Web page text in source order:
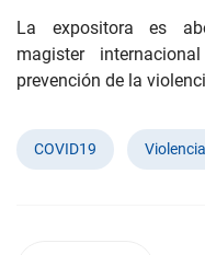
La expositora es
magister
prevención de la
COVID19